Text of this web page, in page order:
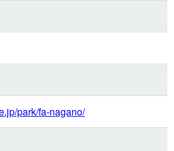
park/fa-nagano/